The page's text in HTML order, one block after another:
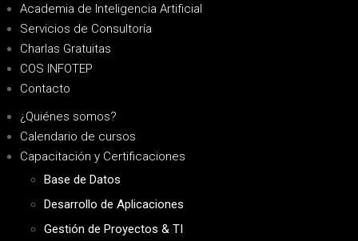
Academia de Inteligencia Artificial
Servicios de Consultoría
Charlas Gratuitas
COS INFOTEP
Contacto
¿Quiénes somos?
Calendario de cursos
Capacitación y Certificaciones
Base de Datos
Desarrollo de Aplicaciones
Gestión de Proyectos & TI